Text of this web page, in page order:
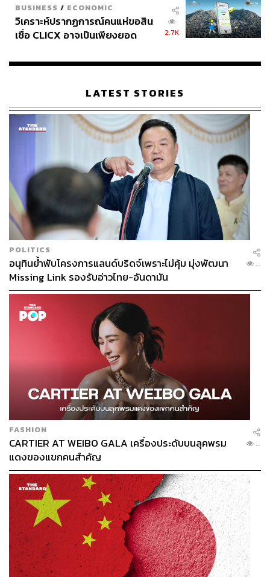
SAFER POCKET คือการมองความมั่งคั่งผ่านความ
มั่นคงของพอร์ตการลงทุน โดยมีผู้เชี่ยวชาญช่วย
ไปตามตลาดอย่างไร้ทิศทาง แต่มีกรอบการดูแลที่คิดถึง
CIMB PREFERRED ขยับจากเรื่องพอร์ตไปสู่การดูแล
ที่เฉพาะตัวมากขึ้น เพราะสำหรับคนที่มีเป้าหมาย
ทางการเงินชัดเจน การบริหาร Wealth ไม่ได้จบที่
ผลิตภัณฑ์ใดผลิตภัณฑ์หนึ่ง แต่รวมถึงข้อมูล มุมมอง
โอกาสการลงทุนระดับภูมิภาค และเอกสิทธิ์ที่
สอดคล้องกับไลฟ์สไตล์ของแต่ละคน
BUSINESS / ECONOMIC
วิเคราะห์ปรากฏการณ์คนแห่ขอสิน
เชื่อ CLICX อาจเป็นเพียงยอด
เรือนไทยที่ถูกซุกไว้
2.7K
LATEST STORIES
POLITICS
อนุทินย้ำพับโครงการแลนด์บริดจ์เพราะไม่คุ้ม มุ่งพัฒนา
Missing Link รองรับอ่าวไทย-อันดามัน
...
FASHION
CARTIER AT WEIBO GALA เครื่องประดับบนลุคพรม
แดงของแขกคนสำคัญ
...